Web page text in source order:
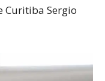
Curitiba Sergio